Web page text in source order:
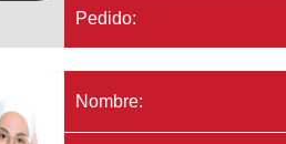
Pedido:
Nombre: